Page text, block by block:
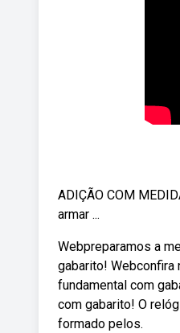
ADIÇÃO COM
armar ...
Webpreparamos a
gabarito! Webconfira
fundamental com
com gabarito! O
formado pelos.